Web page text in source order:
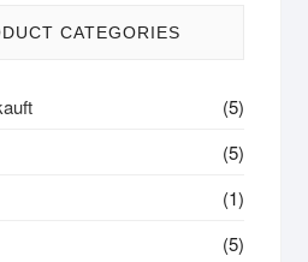
CATEGORIES
(5)
(5)
(1)
(5)